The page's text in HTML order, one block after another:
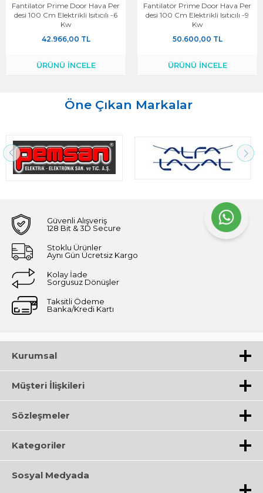
Fantilatör Prime Door Hava Per
Desi 100 Cm Elektrikli Isıtıcılı -6
Kw
42.966,00 TL
ÜRÜNÜ İNCELE
Fantilatör Prime Door Hava Per
Desi 100 Cm Elektrikli Isıtıcılı -9
Kw
50.600,00 TL
ÜRÜNÜ İNCELE
Öne Çıkan Markalar
Güvenli Alışveriş
128 Bit & 3D Secure
Stoklu Ürünler
Aynı Gün Ücretsiz Kargo
Kolay İade
Sorgusuz Dönüşler
Taksitli Ödeme
Banka/Kredi Kartı
Kurumsal
Müşteri İlişkileri
Sözleşmeler
Kategoriler
Sosyal Medyada